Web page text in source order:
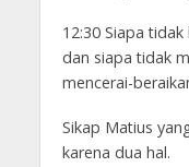
12:30 Siapa
dan siapa tidak
mencerai-
Sikap Matius
karena dua hal.